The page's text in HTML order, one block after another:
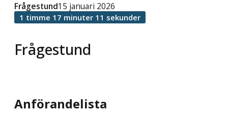
Frågestund
Frågestund15 januari 2026
1 timme 17 minuter 11 sekunder
Anförandelista